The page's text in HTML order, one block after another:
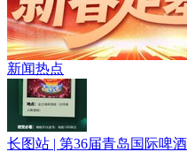
新闻热点
长图站 | 第36届青岛国际啤